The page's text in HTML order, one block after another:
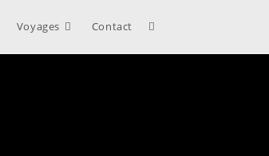
Voyages Contact Toggle